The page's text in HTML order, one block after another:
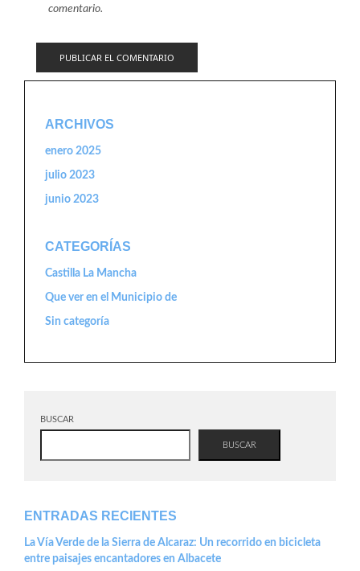
comentario.
ARCHIVOS
enero 2025
julio 2023
junio 2023
CATEGORÍAS
Castilla La Mancha
Que ver en el Municipio de
Sin categoría
BUSCAR
BUSCAR
ENTRADAS RECIENTES
La Vía Verde de la Sierra de Alcaraz: Un recorrido en bicicleta
entre paisajes encantadores en Albacete